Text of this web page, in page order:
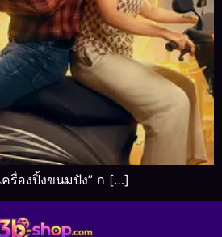
ครื่องปิ้งขนมปัง” ก […]